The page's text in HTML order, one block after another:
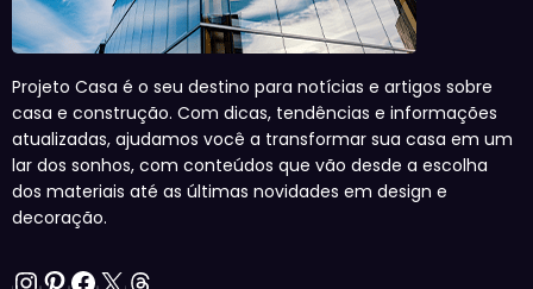
Projeto Casa é o seu destino para notícias e artigos sobre
casa e construção. Com dicas, tendências e informações
atualizadas, ajudamos você a transformar sua casa em um
lar dos sonhos, com conteúdos que vão desde a escolha
dos materiais até as últimas novidades em design e
decoração.
Instagram
Pinterest
Facebook
X Threads